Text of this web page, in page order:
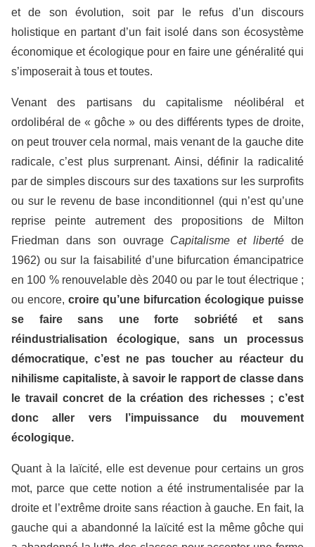
et de son évolution, soit par le refus d’un discours
holistique en partant d’un fait isolé dans son écosystème
économique et écologique pour en faire une généralité qui
s’imposerait à tous et toutes.
Venant des partisans du capitalisme néolibéral et
ordolibéral de « gôche » ou des différents types de droite,
on peut trouver cela normal, mais venant de la gauche dite
radicale, c’est plus surprenant. Ainsi, définir la radicalité
par de simples discours sur des taxations sur les surprofits
ou sur le revenu de base inconditionnel (qui n’est qu’une
reprise peinte autrement des propositions de Milton
Friedman dans son ouvrage Capitalisme et liberté de
1962) ou sur la faisabilité d’une bifurcation émancipatrice
en 100 % renouvelable dès 2040 ou par le tout électrique ;
ou encore, croire qu’une bifurcation écologique puisse
se faire sans une forte sobriété et sans
réindustrialisation écologique, sans un processus
démocratique, c’est ne pas toucher au réacteur du
nihilisme capitaliste, à savoir le rapport de classe dans
le travail concret de la création des richesses ; c’est
donc aller vers l’impuissance du mouvement
écologique.
Quant à la laïcité, elle est devenue pour certains un gros
mot, parce que cette notion a été instrumentalisée par la
droite et l’extrême droite sans réaction à gauche. En fait, la
gauche qui a abandonné la laïcité est la même gôche qui